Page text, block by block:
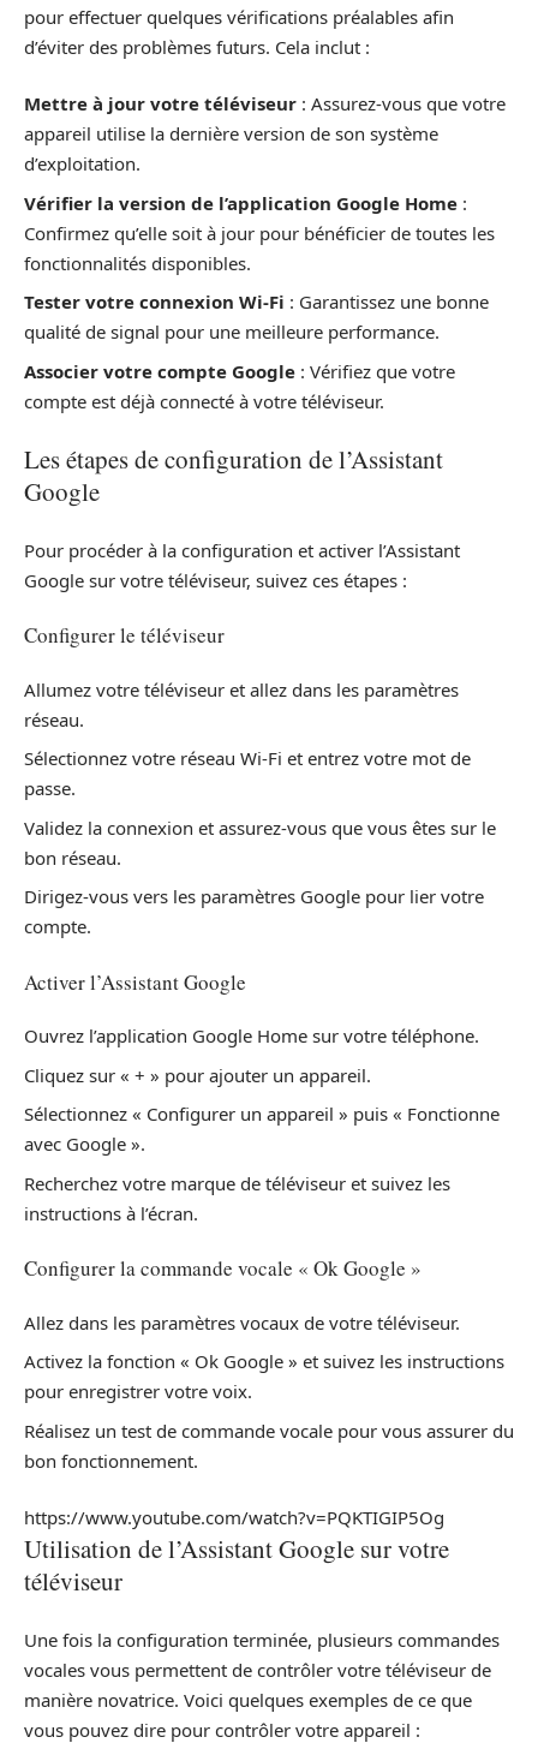
pour effectuer quelques vérifications préalables afin
d’éviter des problèmes futurs. Cela inclut :
Mettre à jour votre téléviseur : Assurez-vous que votre
appareil utilise la dernière version de son système
d’exploitation.
Vérifier la version de l’application Google Home :
Confirmez qu’elle soit à jour pour bénéficier de toutes les
fonctionnalités disponibles.
Tester votre connexion Wi-Fi : Garantissez une bonne
qualité de signal pour une meilleure performance.
Associer votre compte Google : Vérifiez que votre
compte est déjà connecté à votre téléviseur.
Les étapes de configuration de l’Assistant
Google
Pour procéder à la configuration et activer l’Assistant
Google sur votre téléviseur, suivez ces étapes :
Configurer le téléviseur
Allumez votre téléviseur et allez dans les paramètres
réseau.
Sélectionnez votre réseau Wi-Fi et entrez votre mot de
passe.
Validez la connexion et assurez-vous que vous êtes sur le
bon réseau.
Dirigez-vous vers les paramètres Google pour lier votre
compte.
Activer l’Assistant Google
Ouvrez l’application Google Home sur votre téléphone.
Cliquez sur « + » pour ajouter un appareil.
Sélectionnez « Configurer un appareil » puis « Fonctionne
avec Google ».
Recherchez votre marque de téléviseur et suivez les
instructions à l’écran.
Configurer la commande vocale « Ok Google »
Allez dans les paramètres vocaux de votre téléviseur.
Activez la fonction « Ok Google » et suivez les instructions
pour enregistrer votre voix.
Réalisez un test de commande vocale pour vous assurer du
bon fonctionnement.
https://www.youtube.com/watch?v=PQKTIGIP5Og
Utilisation de l’Assistant Google sur votre
téléviseur
Une fois la configuration terminée, plusieurs commandes
vocales vous permettent de contrôler votre téléviseur de
manière novatrice. Voici quelques exemples de ce que
vous pouvez dire pour contrôler votre appareil :